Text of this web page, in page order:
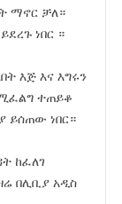
ማኖር ቻለ።
ነበር ።
እጅ እና እግሩን
ተጠይቆ
ይሰጠው ነበር።
ከፈለገ
በሊቢያ አዲስ